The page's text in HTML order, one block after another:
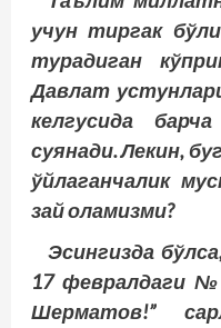
учун тиргак
турадиган
Давлат
келгусида
суянади. Лекин,
ўйлаганчалик
зай оламизми?
Эсингизда
17 февралдаги
Шерматов!”